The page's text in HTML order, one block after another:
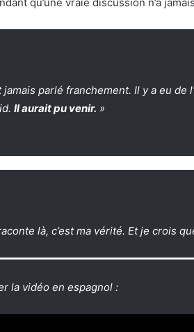
jamais parlé franchement. Il y a eu
Il aurait pu venir. »
là, c’est ma vérité. Et je crois
la vidéo en espagnol :